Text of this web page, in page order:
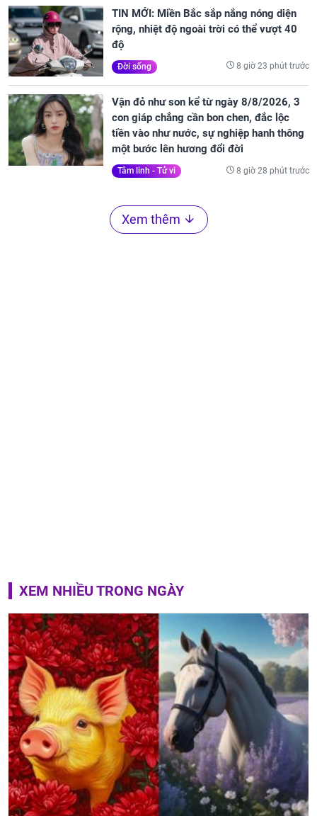
TIN MỚI: Miền Bắc sắp nắng nóng diện
rộng, nhiệt độ ngoài trời có thể vượt 40
độ
Đời sống 8 giờ 23 phút trước
Vận đỏ như son kể từ ngày 8/8/2026, 3
con giáp chẳng cần bon chen, đắc lộc
tiền vào như nước, sự nghiệp hanh thông
một bước lên hương đổi đời
Tâm linh - Tử vi 8 giờ 28 phút trước
Xem thêm
XEM NHIỀU TRONG NGÀY